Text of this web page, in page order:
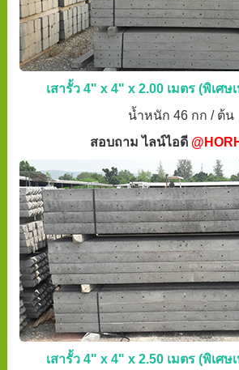
เสารั้ว 4" x 4" x 2.00 เมตร (พิเศษ
น้ำหนัก 46 กก / ต้น
สอบถาม ไลน์ไอดี
เสารั้ว 4" x 4" x 2.50 เมตร (พิเศษ